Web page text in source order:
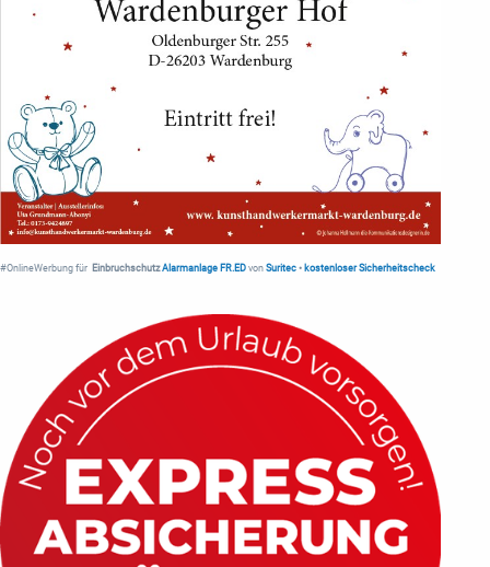
#OnlineWerbung für Einbruchschutz Alarmanlage FR.ED von Suritec • kostenloser Sicherheitscheck